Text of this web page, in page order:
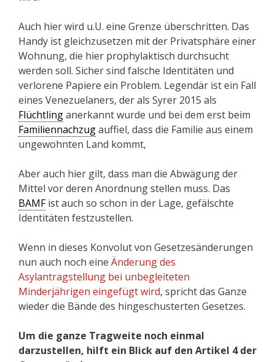
Auch hier wird u.U. eine Grenze überschritten. Das
Handy ist gleichzusetzen mit der Privatsphäre einer
Wohnung, die hier prophylaktisch durchsucht
werden soll. Sicher sind falsche Identitäten und
verlorene Papiere ein Problem. Legendär ist ein Fall
eines Venezuelaners, der als Syrer 2015 als
Flüchtlinganerkannt wurde und bei dem erst beim
Familiennachzugauffiel, dass die Familie aus einem
ungewohnten Land kommt,
Aber auch hier gilt, dass man die Abwägung der
Mittel vor deren Anordnung stellen muss. Das
BAMFist auch so schon in der Lage, gefälschte
Identitäten festzustellen.
Wenn in dieses Konvolut von Gesetzesänderungen
nun auch noch eine Änderung des
Asylantragstellung bei unbegleiteten
Minderjährigen eingefügt wird, spricht das Ganze
wieder die Bände des hingeschusterten Gesetzes.
Um die ganze Tragweite noch einmal
darzustellen, hilft ein Blick auf den Artikel 4 der